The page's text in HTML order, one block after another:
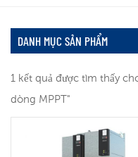
DANH MỤC SẢN PHẨM
1 kết quả được tìm thấy
dòng MPPT"